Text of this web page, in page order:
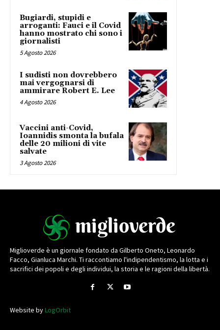
Bugiardi, stupidi e
arroganti: Fauci e il Covid
hanno mostrato chi sono i
giornalisti
5 Agosto 2026
I sudisti non dovrebbero
mai vergognarsi di
ammirare Robert E. Lee
4 Agosto 2026
Vaccini anti-Covid,
Ioannidis smonta la bufala
delle 20 milioni di vite
salvate
3 Agosto 2026
Miglioverde è un giornale fondato da Gilberto Oneto, Leonardo
Facco, Gianluca Marchi. Ti raccontiamo l'indipendentismo, la lotta e i
sacrifici dei popoli e degli individui, la storia e le ragioni della libertà.
Website byLogOrbit